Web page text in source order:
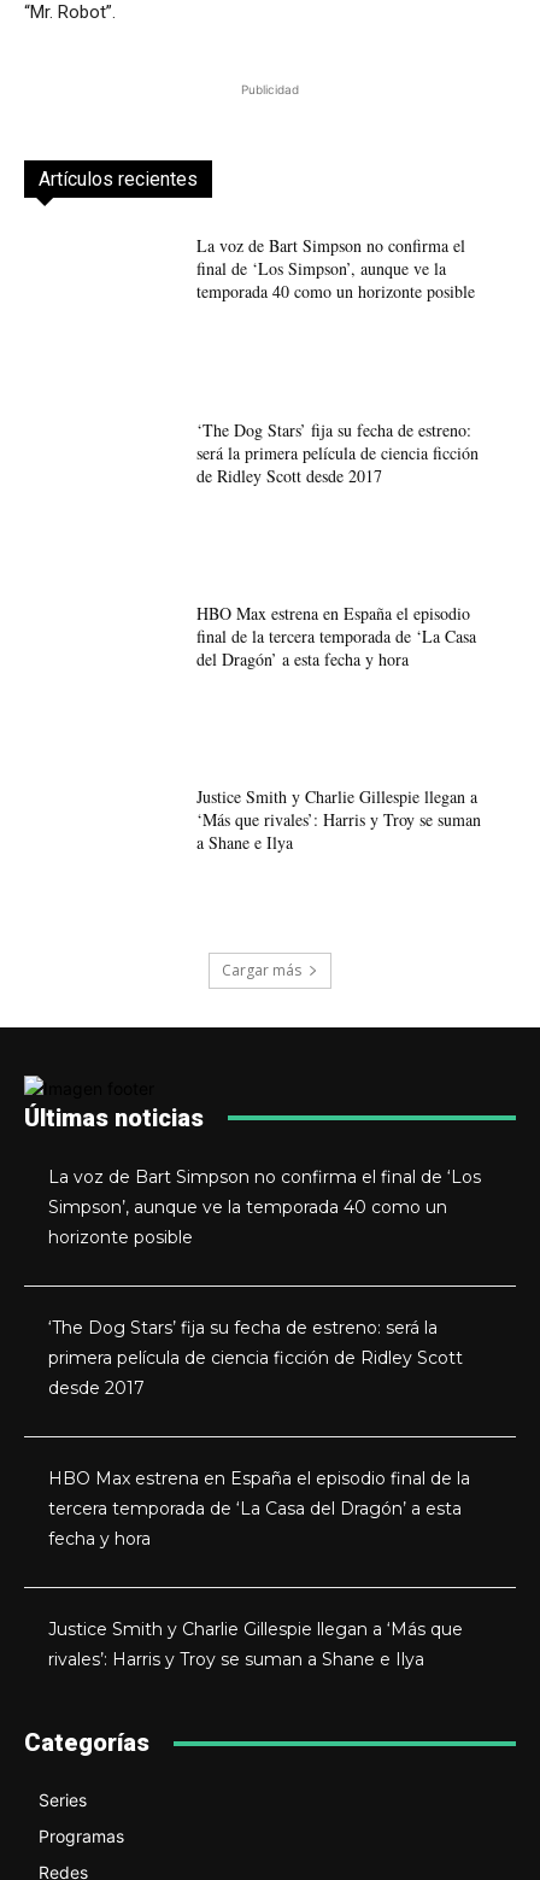
“Mr. Robot”.
Publicidad
Artículos recientes
La voz de Bart Simpson no confirma el
final de ‘Los Simpson’, aunque ve la
temporada 40 como un horizonte posible
‘The Dog Stars’ fija su fecha de estreno:
será la primera película de ciencia ficción
de Ridley Scott desde 2017
HBO Max estrena en España el episodio
final de la tercera temporada de ‘La Casa
del Dragón’ a esta fecha y hora
Justice Smith y Charlie Gillespie llegan a
‘Más que rivales’: Harris y Troy se suman
a Shane e Ilya
Cargar más
Últimas noticias
La voz de Bart Simpson no confirma el final de ‘Los
Simpson’, aunque ve la temporada 40 como un
horizonte posible
‘The Dog Stars’ fija su fecha de estreno: será la
primera película de ciencia ficción de Ridley Scott
desde 2017
HBO Max estrena en España el episodio final de la
tercera temporada de ‘La Casa del Dragón’ a esta
fecha y hora
Justice Smith y Charlie Gillespie llegan a ‘Más que
rivales’: Harris y Troy se suman a Shane e Ilya
Categorías
Series
Programas
Redes